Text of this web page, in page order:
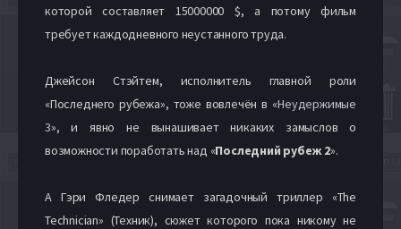
которой составляет 15000000 $, а потому фильм
требует каждодневного неустанного труда.
Джейсон Стэйтем, исполнитель главной роли
«Последнего рубежа», тоже вовлечён в «Неудержимые
3», и явно не вынашивает никаких замыслов о
возможности поработать над «Последний рубеж 2».
А Гэри Фледер снимает загадочный триллер «The
Technician» (Техник), сюжет которого пока никому не